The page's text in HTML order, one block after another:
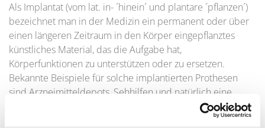
Als Implantat (vom lat. in- ´hinein´ und plantare ´pflanzen´)
bezeichnet man in der Medizin ein permanent oder über
einen längeren Zeitraum in den Körper eingepflanztes
künstliches Material, das die Aufgabe hat,
Körperfunktionen zu unterstützen oder zu ersetzen.
Bekannte Beispiele für solche implantierten Prothesen
sind Arzneimitteldepots, Sehhilfen und natürlich eine
vielzahl von Gelenkprothesen. Mit dem Einsetzen von
Zahnimplantaten in den Kieferknochen, die die Funktion